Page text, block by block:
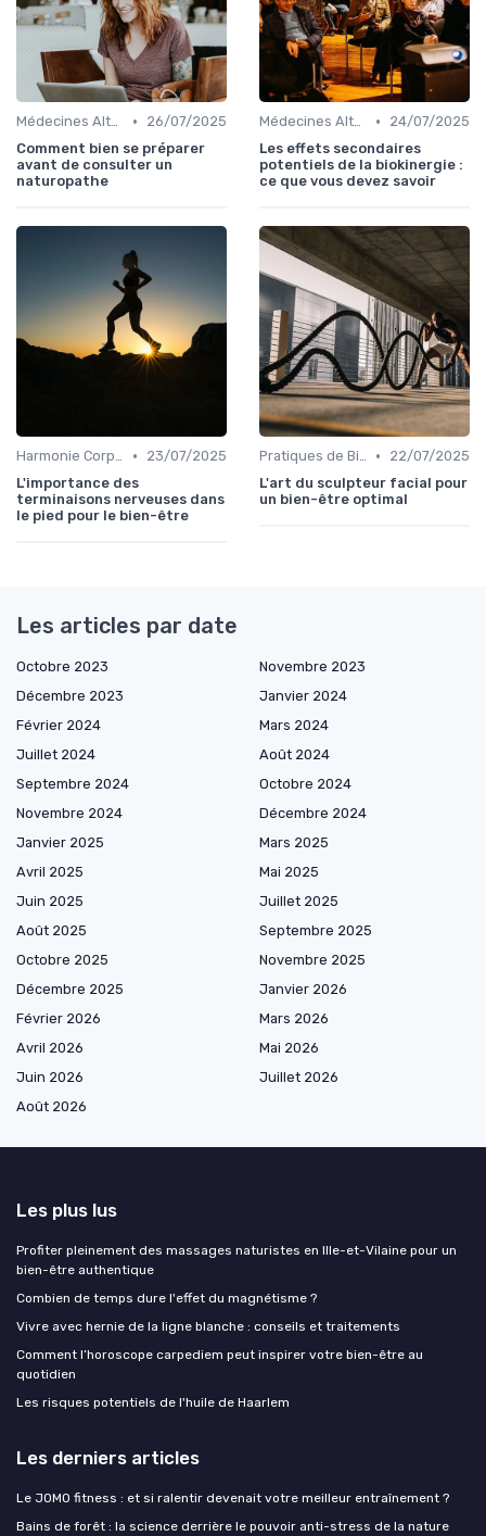
Médecines Alternatives •
26/07/2025
Comment bien se préparer
avant de consulter un
naturopathe
Médecines Alternatives •
24/07/2025
Les effets secondaires
potentiels de la biokinergie :
ce que vous devez savoir
Harmonie Corps-Esprit •
23/07/2025
L'importance des
terminaisons nerveuses dans
le pied pour le bien-être
Pratiques de Bien-être Anciennes •
22/07/2025
L'art du sculpteur facial pour
un bien-être optimal
Les articles par date
Octobre 2023
Novembre 2023
Décembre 2023
Janvier 2024
Février 2024
Mars 2024
Juillet 2024
Août 2024
Septembre 2024
Octobre 2024
Novembre 2024
Décembre 2024
Janvier 2025
Mars 2025
Avril 2025
Mai 2025
Juin 2025
Juillet 2025
Août 2025
Septembre 2025
Octobre 2025
Novembre 2025
Décembre 2025
Janvier 2026
Février 2026
Mars 2026
Avril 2026
Mai 2026
Juin 2026
Juillet 2026
Août 2026
Les plus lus
Profiter pleinement des massages naturistes en Ille-et-Vilaine pour un
bien-être authentique
Combien de temps dure l'effet du magnétisme ?
Vivre avec hernie de la ligne blanche : conseils et traitements
Comment l’horoscope carpediem peut inspirer votre bien-être au
quotidien
Les risques potentiels de l'huile de Haarlem
Les derniers articles
Le JOMO fitness : et si ralentir devenait votre meilleur entraînement ?
Bains de forêt : la science derrière le pouvoir anti-stress de la nature